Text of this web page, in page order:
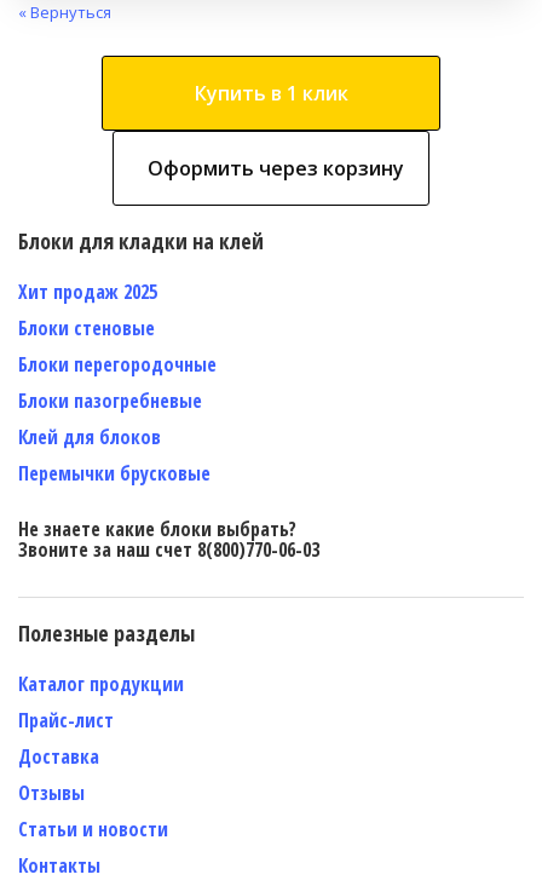
« Вернуться
Купить в 1 клик
Оформить через корзину
Блоки для кладки на клей
Хит продаж 2025
Блоки стеновые
Блоки перегородочные
Блоки пазогребневые
Клей для блоков
Перемычки брусковые
Не знаете какие блоки выбрать?
Звоните за наш счет 8(800)770-06-03
Полезные разделы
Каталог продукции
Прайс-лист
Доставка
Отзывы
Статьи и новости
Контакты